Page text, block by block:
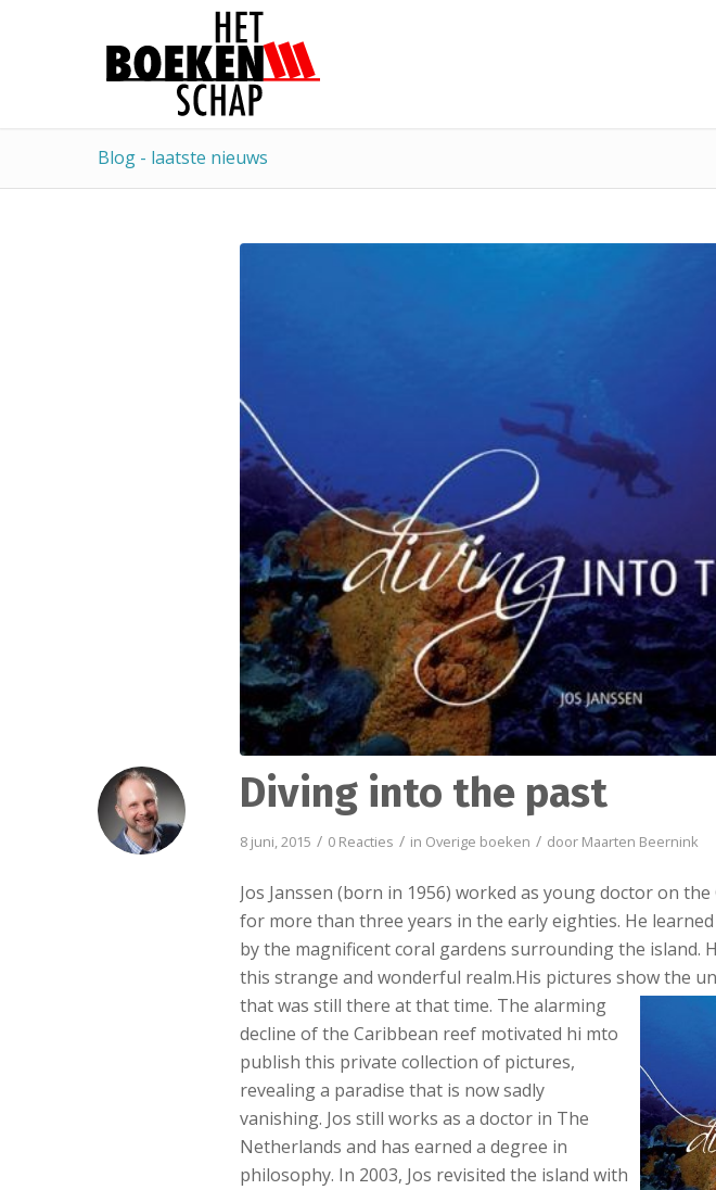
Blog - laatste nieuws
Diving into the past
8 juni, 2015 / 0 Reacties / in Overige boeken / door Maarten Beernink
Jos Janssen (born in 1956) worked as young doctor on
for more than three years in the early eighties. He
by the magnificent coral gardens surrounding the island.
this strange and wonderful realm.His pictures show the
that was still there at that time. The alarming
decline of the Caribbean reef motivated hi mto
publish this private collection of pictures,
revealing a paradise that is now sadly
vanishing. Jos still works as a doctor in The
Netherlands and has earned a degree in
philosophy. In 2003, Jos revisited the island with